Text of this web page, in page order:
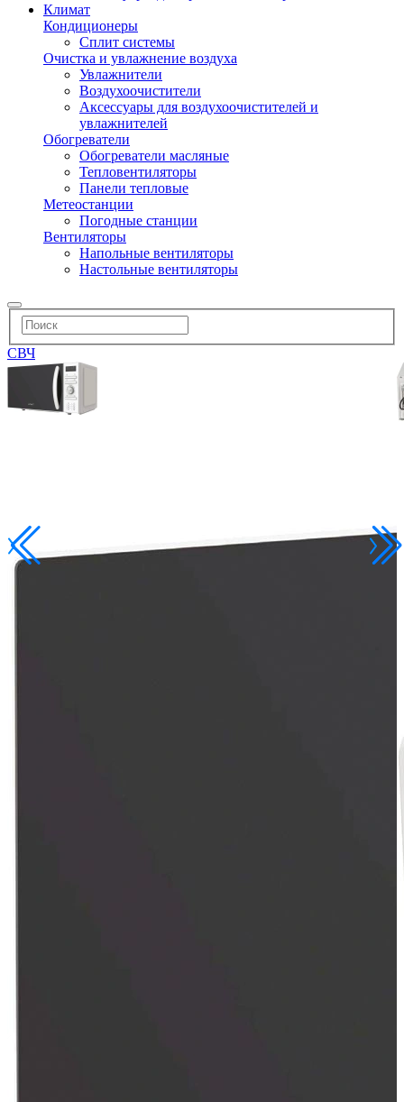
Климат
Кондиционеры
Сплит системы
Очистка и увлажнение воздуха
Увлажнители
Воздухоочистители
Аксессуары для воздухоочистителей и
увлажнителей
Обогреватели
Обогреватели масляные
Тепловентиляторы
Панели тепловые
Метеостанции
Погодные станции
Вентиляторы
Напольные вентиляторы
Настольные вентиляторы
СВЧ